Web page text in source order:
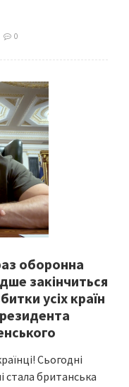
0
оборонна
закінчиться
усіх країн
Сьогодні
стала британська